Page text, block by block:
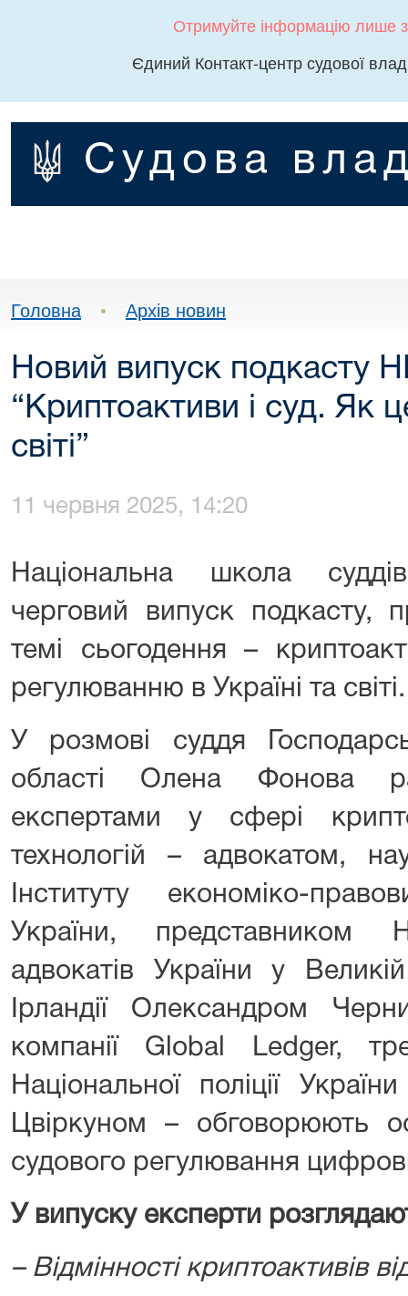
Отримуйте інформацію лише
Єдиний Контакт-центр судової
Судова
Головна • Архів новин
Новий випуск подкасту
“Криптоактиви і суд. Як
світі”
11 червня 2025, 14:20
Національна школа
черговий випуск подкасту,
темі сьогодення –
регулюванню в Україні та світі.
У розмові суддя
області Олена Фонова
експертами у сфері
технологій – адвокатом,
Інституту економіко-
України, представником
адвокатів України у
Ірландії Олександром
компанії Global Ledger,
Національної поліції
Цвіркуном – обговорюють
судового регулювання
У випуску експерти
– Відмінності криптоактивів